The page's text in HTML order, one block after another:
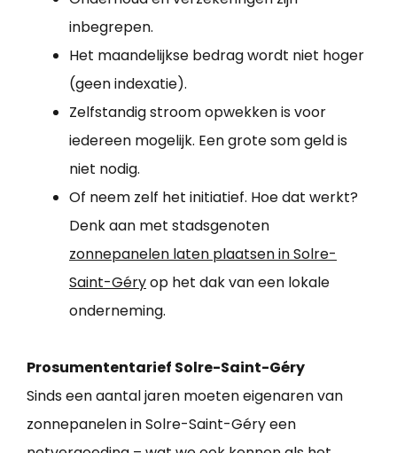
inbegrepen.
Het maandelijkse bedrag wordt niet hoger
(geen indexatie).
Zelfstandig stroom opwekken is voor
iedereen mogelijk. Een grote som geld is
niet nodig.
Of neem zelf het initiatief. Hoe dat werkt?
Denk aan met stadsgenoten
zonnepanelen laten plaatsen in Solre-
Saint-Géryop het dak van een lokale
onderneming.
Prosumententarief Solre-Saint-Géry
Sinds een aantal jaren moeten eigenaren van
zonnepanelen in Solre-Saint-Géry een